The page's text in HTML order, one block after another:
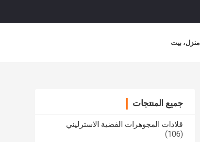
منزل، بيت
جميع المنتجات
قلادات المجوهرات الفضية الاسترليني
(106)